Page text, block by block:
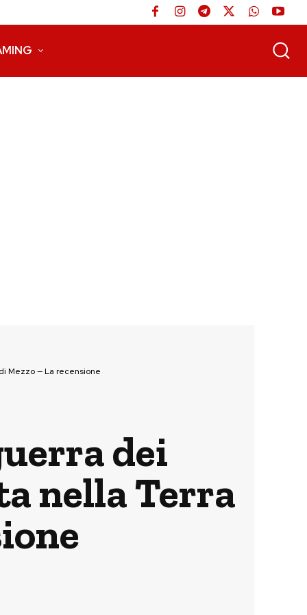
Mezzo — La recensione
dei
nella Terra